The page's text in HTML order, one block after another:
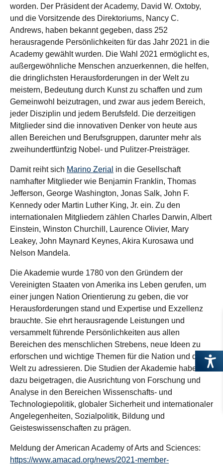
worden. Der Präsident der Academy, David W. Oxtoby,
und die Vorsitzende des Direktoriums, Nancy C.
Andrews, haben bekannt gegeben, dass 252
herausragende Persönlichkeiten für das Jahr 2021 in die
Academy gewählt wurden. Die Wahl 2021 ermöglicht es,
außergewöhnliche Menschen anzuerkennen, die helfen,
die dringlichsten Herausforderungen in der Welt zu
meistern, Bedeutung durch Kunst zu schaffen und zum
Gemeinwohl beizutragen, und zwar aus jedem Bereich,
jeder Disziplin und jedem Berufsfeld. Die derzeitigen
Mitglieder sind die innovativen Denker von heute aus
allen Bereichen und Berufsgruppen, darunter mehr als
zweihundertfünfzig Nobel- und Pulitzer-Preisträger.
Damit reiht sich Marino Zerial in die Gesellschaft
namhafter Mitglieder wie Benjamin Franklin, Thomas
Jefferson, George Washington, Jonas Salk, John F.
Kennedy oder Martin Luther King, Jr. ein. Zu den
internationalen Mitgliedern zählen Charles Darwin, Albert
Einstein, Winston Churchill, Laurence Olivier, Mary
Leakey, John Maynard Keynes, Akira Kurosawa und
Nelson Mandela.
Die Akademie wurde 1780 von den Gründern der
Vereinigten Staaten von Amerika ins Leben gerufen, um
einer jungen Nation Orientierung zu geben, die vor
Herausforderungen stand und Expertise und Exzellenz
brauchte. Sie ehrt herausragende Leistungen und
versammelt führende Persönlichkeiten aus allen
Bereichen des menschlichen Strebens, neue Ideen zu
erforschen und wichtige Themen für die Nation und die
Welt zu adressieren. Die Studien der Akademie haben
dazu beigetragen, die Ausrichtung von Forschung und
Analyse in den Bereichen Wissenschafts- und
Technologiepolitik, globaler Sicherheit und internationaler
Angelegenheiten, Sozialpolitik, Bildung und
Geisteswissenschaften zu prägen.
Meldung der American Academy of Arts and Sciences:
https://www.amacad.org/news/2021-member-